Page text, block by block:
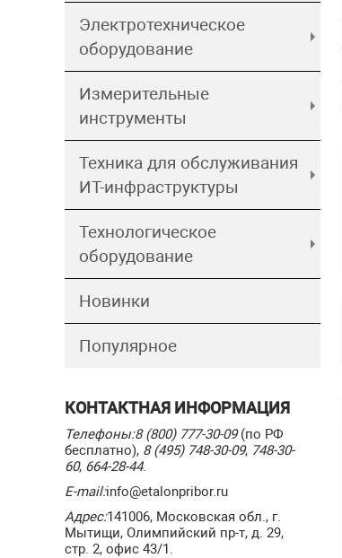
Электротехническое
оборудование
Измерительные
инструменты
Техника для обслуживания
ИТ-инфраструктуры
Технологическое
оборудование
Новинки
Популярное
КОНТАКТНАЯ ИНФОРМАЦИЯ
Телефоны:8 (800) 777-30-09(по РФ
бесплатно), 8 (495) 748-30-09, 748-30-
60, 664-28-44.
E-mail:info@etalonpribor.ru
Адрес:141006, Московская обл., г.
Мытищи, Олимпийский пр-т, д. 29,
стр. 2, офис 43/1.